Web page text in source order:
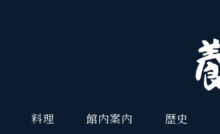
料理 館内案内 歴史